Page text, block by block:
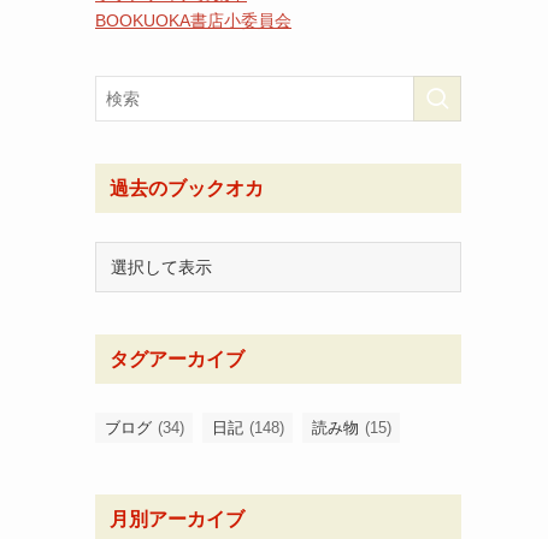
BOOKUOKA書店小委員会
過去のブックオカ
タグアーカイブ
ブログ (34) 日記 (148) 読み物 (15)
月別アーカイブ